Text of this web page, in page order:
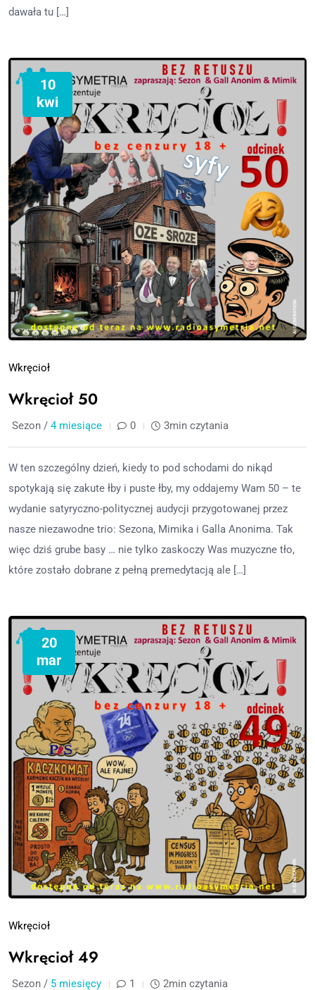
dawała tu […]
10
kwi
Wkręcioł
Wkręcioł 50
Sezon / 4 miesiące 0 3min czytania
W ten szczególny dzień, kiedy to pod schodami do nikąd
spotykają się zakute łby i puste łby, my oddajemy Wam 50 – te
wydanie satyryczno-politycznej audycji przygotowanej przez
nasze niezawodne trio: Sezona, Mimika i Galla Anonima. Tak
więc dziś grube basy … nie tylko zaskoczy Was muzyczne tło,
które zostało dobrane z pełną premedytacją ale […]
20
mar
Wkręcioł
Wkręcioł 49
Sezon / 5 miesięcy 1 2min czytania